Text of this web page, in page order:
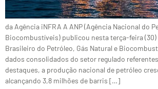
da Agência iNFRA A ANP (Agência Nacional do
Biocombustíveis) publicou nesta terça-feira
Brasileiro do Petróleo, Gás Natural e
dados consolidados do setor regulado
destaques, a produção nacional de petróleo
alcançando 3,8 milhões de barris […]